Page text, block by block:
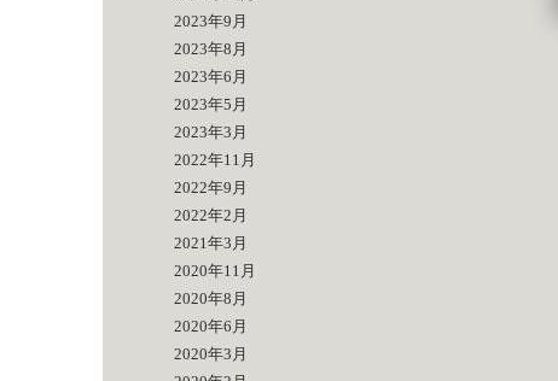
2023年9月
2023年8月
2023年6月
2023年5月
2023年3月
2022年11月
2022年9月
2022年2月
2021年3月
2020年11月
2020年8月
2020年6月
2020年3月